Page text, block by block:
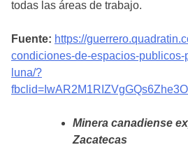
todas las áreas de trabajo.
Fuente: https://
condiciones-de-espacios-
luna/?
Minera canadiense
Zacatecas